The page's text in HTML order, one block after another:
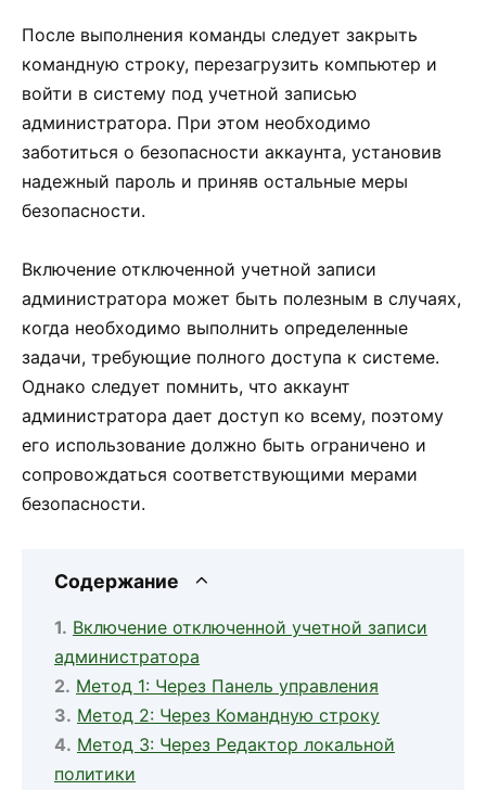
После выполнения команды следует закрыть
командную строку, перезагрузить компьютер и
войти в систему под учетной записью
администратора. При этом необходимо
заботиться о безопасности аккаунта, установив
надежный пароль и приняв остальные меры
безопасности.
Включение отключенной учетной записи
администратора может быть полезным в случаях,
когда необходимо выполнить определенные
задачи, требующие полного доступа к системе.
Однако следует помнить, что аккаунт
администратора дает доступ ко всему, поэтому
его использование должно быть ограничено и
сопровождаться соответствующими мерами
безопасности.
Содержание
Включение отключенной учетной записи
администратора
Метод 1: Через Панель управления
Метод 2: Через Командную строку
Метод 3: Через Редактор локальной
политики